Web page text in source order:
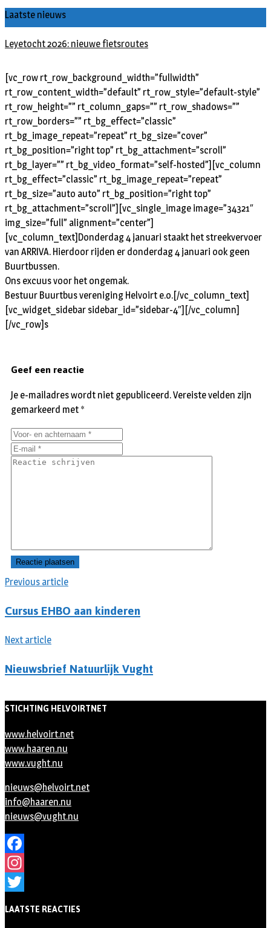
Laatste nieuws
Leyetocht 2026: nieuwe fietsroutes
[vc_row rt_row_background_width=”fullwidth”
rt_row_content_width=”default” rt_row_style=”default-style”
rt_row_height=”” rt_column_gaps=”” rt_row_shadows=””
rt_row_borders=”” rt_bg_effect=”classic”
rt_bg_image_repeat=”repeat” rt_bg_size=”cover”
rt_bg_position=”right top” rt_bg_attachment=”scroll”
rt_bg_layer=”” rt_bg_video_format=”self-hosted”][vc_column
rt_bg_effect=”classic” rt_bg_image_repeat=”repeat”
rt_bg_size=”auto auto” rt_bg_position=”right top”
rt_bg_attachment=”scroll”][vc_single_image image=”34321″
img_size=”full” alignment=”center”]
[vc_column_text] Donderdag 4 januari staakt het streekvervoer
van ARRIVA. Hierdoor rijden er donderdag 4 januari ook geen
Buurtbussen.
Ons excuus voor het ongemak.
Bestuur Buurtbus vereniging Helvoirt e.o.[/vc_column_text]
[vc_widget_sidebar sidebar_id=”sidebar-4″][/vc_column]
[/vc_row]s
Previous article
Cursus EHBO aan kinderen
Next article
Nieuwsbrief Natuurlijk Vught
Geef een reactie
Je e-mailadres wordt niet gepubliceerd.Vereiste velden zijn
gemarkeerd met *
STICHTING HELVOIRTNET
www.helvoirt.net
www.haaren.nu
www.vught.nu
nieuws@helvoirt.net
info@haaren.nu
nieuws@vught.nu
Facebook
Instagram
LAATSTE REACTIES